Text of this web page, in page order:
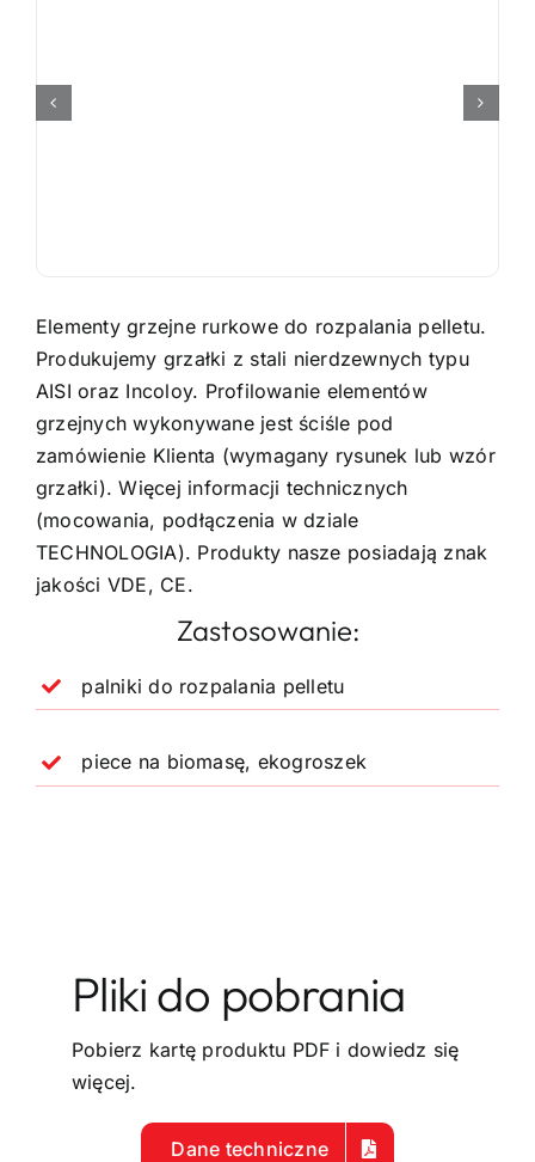
Elementy grzejne rurkowe do rozpalania pelletu.
Produkujemy grzałki z stali nierdzewnych typu
AISI oraz Incoloy. Profilowanie elementów
grzejnych wykonywane jest ściśle pod
zamówienie Klienta (wymagany rysunek lub wzór
grzałki). Więcej informacji technicznych
(mocowania, podłączenia w dziale
TECHNOLOGIA). Produkty nasze posiadają znak
jakości VDE, CE.
Zastosowanie:
palniki do rozpalania pelletu
piece na biomasę, ekogroszek
Pliki do pobrania
Pobierz kartę produktu PDF i dowiedz się
więcej.
Dane techniczne